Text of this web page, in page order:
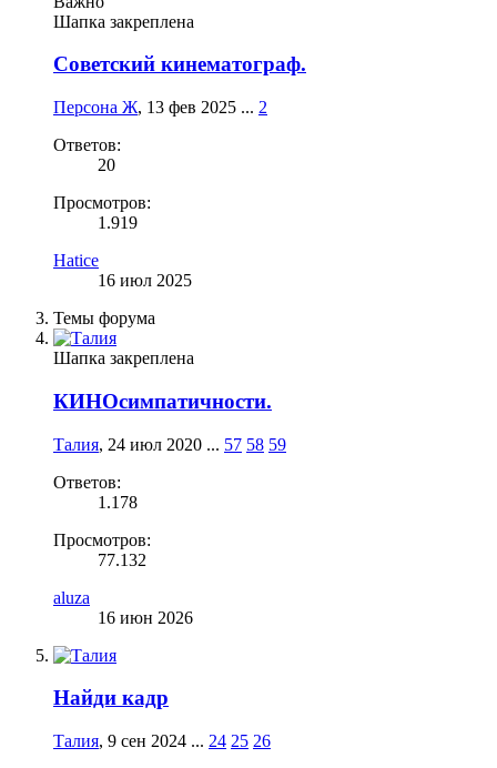
Шапка закреплена
Советский кинематограф.
Персона Ж, 13 фев 2025 ... 2
Ответов:
20
Просмотров:
1.919
Hatice
16 июл 2025
Темы форума
Шапка закреплена
КИНОсимпатичности.
Талия, 24 июл 2020 ... 57 58 59
Ответов:
1.178
Просмотров:
77.132
aluza
16 июн 2026
Найди кадр
Талия, 9 сен 2024 ... 24 25 26